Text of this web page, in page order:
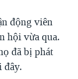
động viên
hội vừa qua.
đã bị phát
đây.